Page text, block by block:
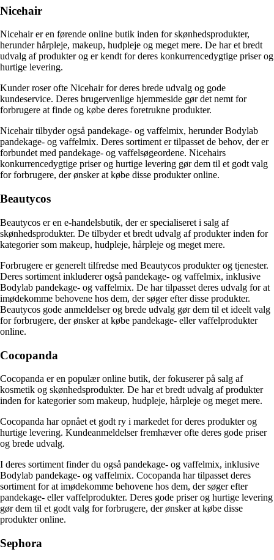
Nicehair
Nicehair er en førende online butik inden for skønhedsprodukter,
herunder hårpleje, makeup, hudpleje og meget mere. De har et bredt
udvalg af produkter og er kendt for deres konkurrencedygtige priser og
hurtige levering.
Kunder roser ofte Nicehair for deres brede udvalg og gode
kundeservice. Deres brugervenlige hjemmeside gør det nemt for
forbrugere at finde og købe deres foretrukne produkter.
Nicehair tilbyder også pandekage- og vaffelmix, herunder Bodylab
pandekage- og vaffelmix. Deres sortiment er tilpasset de behov, der er
forbundet med pandekage- og vaffelsøgeordene. Nicehairs
konkurrencedygtige priser og hurtige levering gør dem til et godt valg
for forbrugere, der ønsker at købe disse produkter online.
Beautycos
Beautycos er en e-handelsbutik, der er specialiseret i salg af
skønhedsprodukter. De tilbyder et bredt udvalg af produkter inden for
kategorier som makeup, hudpleje, hårpleje og meget mere.
Forbrugere er generelt tilfredse med Beautycos produkter og tjenester.
Deres sortiment inkluderer også pandekage- og vaffelmix, inklusive
Bodylab pandekage- og vaffelmix. De har tilpasset deres udvalg for at
imødekomme behovene hos dem, der søger efter disse produkter.
Beautycos gode anmeldelser og brede udvalg gør dem til et ideelt valg
for forbrugere, der ønsker at købe pandekage- eller vaffelprodukter
online.
Cocopanda
Cocopanda er en populær online butik, der fokuserer på salg af
kosmetik og skønhedsprodukter. De har et bredt udvalg af produkter
inden for kategorier som makeup, hudpleje, hårpleje og meget mere.
Cocopanda har opnået et godt ry i markedet for deres produkter og
hurtige levering. Kundeanmeldelser fremhæver ofte deres gode priser
og brede udvalg.
I deres sortiment finder du også pandekage- og vaffelmix, inklusive
Bodylab pandekage- og vaffelmix. Cocopanda har tilpasset deres
sortiment for at imødekomme behovene hos dem, der søger efter
pandekage- eller vaffelprodukter. Deres gode priser og hurtige levering
gør dem til et godt valg for forbrugere, der ønsker at købe disse
produkter online.
Sephora